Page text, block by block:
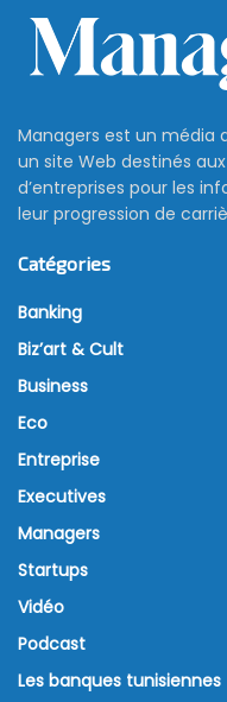
Managers est un média
un site Web destinés
d’entreprises pour les
leur progression de
Catégories
Banking
Biz’art & Cult
Business
Eco
Entreprise
Executives
Managers
Startups
Vidéo
Podcast
Les banques tunisiennes